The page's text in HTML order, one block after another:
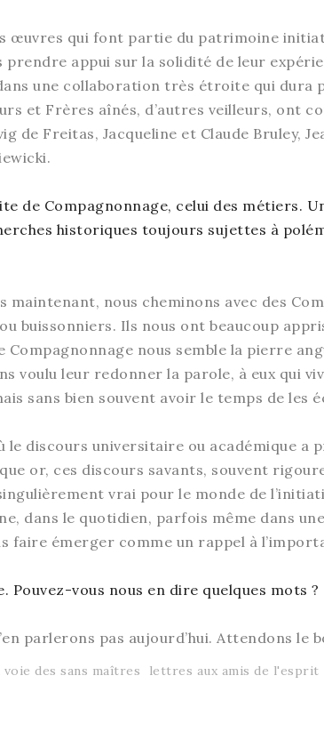
œuvres qui font partie du patrimoine
appui sur la solidité de leur
une collaboration très étroite qui dura
et Frères aînés, d’autres veilleurs, ont
de Freitas, Jacqueline et Claude Bruley,
de Compagnonnage, celui des métiers.
historiques toujours sujettes à
maintenant, nous cheminons avec des
buissonniers. Ils nous ont beaucoup
Compagnonnage nous semble la pierre
voulu leur redonner la parole, à eux qui
sans bien souvent avoir le temps de les
le discours universitaire ou académique
or, ces discours savants, souvent
vrai pour le monde de
dans le quotidien, parfois même dans
faire émerger comme un rappel à
Pouvez-vous nous en dire quelques mots ?
parlerons pas aujourd’hui. Attendons le
voie des sans maîtres lettres aux amis de l'esprit